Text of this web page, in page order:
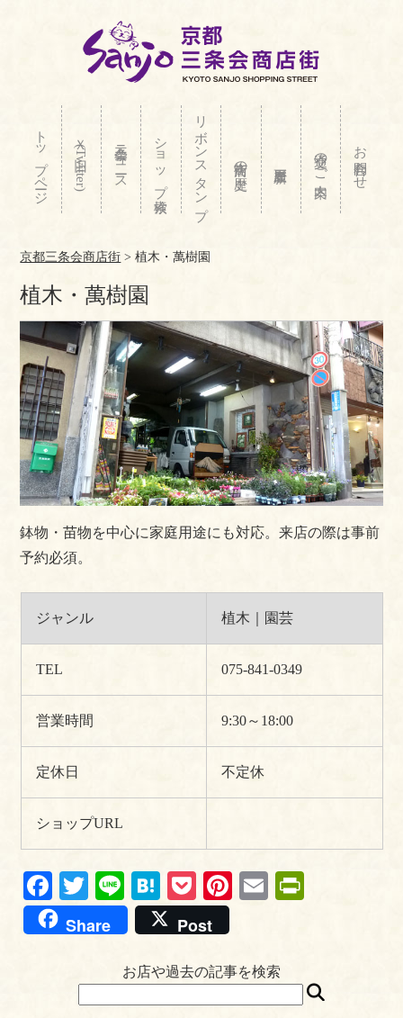
トップページ Ｘ(旧Twitter) 三条会ニュース ショップ検索 リボンスタンプ 商店街の歴史 交通のご案内 お問合わせ
京都三条会商店街 >植木・萬樹園
植木・萬樹園
鉢物・苗物を中心に家庭用途にも対応。来店の際は事前
予約必須。
ジャンル 植木｜園芸
TEL 075-841-0349
営業時間 9:30～18:00
定休日 不定休
ショップURL
Fa
ce
bo
T
wi
tte
Li
ne
H
at
en
a
P
oc
ke
t
Pi
es
t
E
en
Share Post
お店や過去の記事を検索